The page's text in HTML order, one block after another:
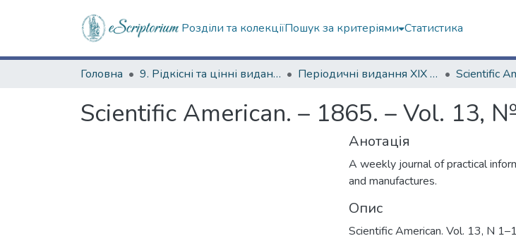
Розділи та колекціїПошук за критеріями Статистика
Головна 9. Рідкісні та цінні видання Періодичні видання ХІХ ст.
Scientific American. – 1865. – Vol. 13,
Анотація
A weekly journal of practical
and manufactures.
Опис
Scientific American. Vol. 13, N